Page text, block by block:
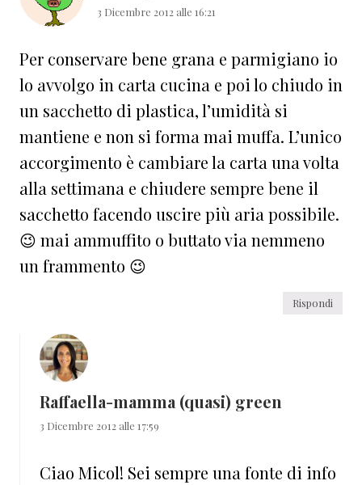
3 Dicembre 2012 alle 16:21
Per conservare bene grana e parmigiano io
lo avvolgo in carta cucina e poi lo chiudo in
un sacchetto di plastica, l’umidità si
mantiene e non si forma mai muffa. L’unico
accorgimento è cambiare la carta una volta
alla settimana e chiudere sempre bene il
sacchetto facendo uscire più aria possibile.
😉 mai ammuffito o buttato via nemmeno
un frammento 😉
Rispondi
Raffaella-mamma (quasi) green
3 Dicembre 2012 alle 17:59
Ciao Micol! Sei sempre una fonte di info